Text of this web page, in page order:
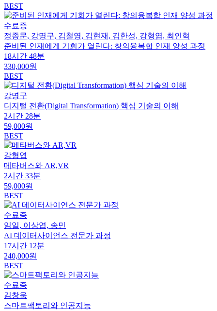
BEST
수료증
정종문, 강명구, 김철영, 김현재, 김한성, 강형엽, 최인혁
준비된 인재에게 기회가 열린다: 창의융복합 인재 양성 과정
18시간 48분
330,000원
BEST
강명구
디지털 전환(Digital Transformation) 핵심 기술의 이해
2시간 28분
59,000원
BEST
강형엽
메타버스와 AR,VR
2시간 33분
59,000원
BEST
수료증
임일, 이상엽, 송민
AI 데이터사이언스 전문가 과정
17시간 12분
240,000원
BEST
수료증
김창욱
스마트팩토리와 인공지능